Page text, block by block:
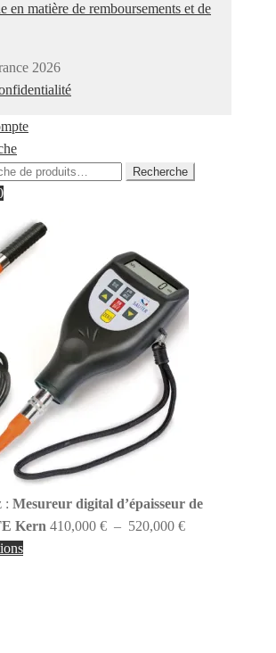
en matière de remboursements et de
2026
Recherche
: Mesureur digital d’épaisseur de
Kern 410,000 € – 520,000 €Plage